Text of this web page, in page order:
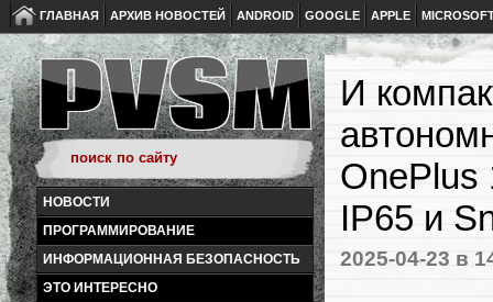
ГЛАВНАЯ АРХИВ НОВОСТЕЙ ANDROID GOOGLE APPLE
НОВОСТИ
ПРОГРАММИРОВАНИЕ
ИНФОРМАЦИОННАЯ БЕЗОПАСНОСТЬ
ЭТО ИНТЕРЕСНО
И
OnePlus
IP65 и
2025-04-23 в